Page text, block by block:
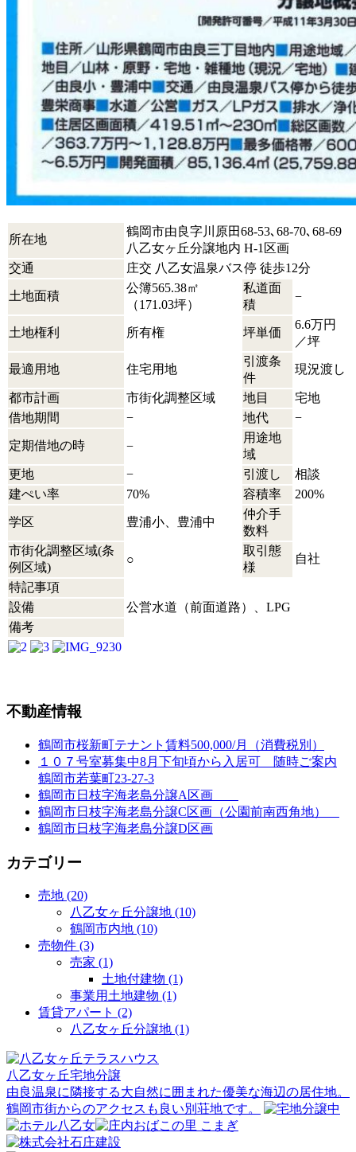
所在地
鶴岡市由良字川原田68-53､68-70､68-69
八乙女ヶ丘分譲地内 H-1区画
交通
庄交 八乙女温泉バス停 徒歩12分
土地面積
公簿565.38㎡
（171.03坪）
私道面
積
−
土地権利 所有権 坪単価
6.6万円
／坪
最適用地 住宅用地
引渡条
件
現況渡し
都市計画 市街化調整区域 地目
宅地
借地期間
− 地代 −
定期借地の時 −
用途地
域
更地
− 引渡し
相談
建ぺい率
70% 容積率 200%
学区 豊浦小、豊浦中
仲介手
数料
市街化調整区域(条
例区域)
○
取引態
様
自社
特記事項
設備
公営水道（前面道路）、LPG
備考
不動産情報
鶴岡市桜新町テナント賃料500,000/月（消費税別）
１０７号室募集中8月下旬頃から入居可 随時ご案内
鶴岡市若葉町23-27-3
鶴岡市日枝字海老島分譲A区画
鶴岡市日枝字海老島分譲C区画（公園前南西角地）
鶴岡市日枝字海老島分譲D区画
カテゴリー
売地 (20)
八乙女ヶ丘分譲地 (10)
鶴岡市内地 (10)
売物件 (3)
売家 (1)
土地付建物 (1)
事業用土地建物 (1)
賃貸アパート (2)
八乙女ヶ丘分譲地 (1)
八乙女ヶ丘宅地分譲
由良温泉に隣接する大自然に囲まれた優美な海辺の居住地。
鶴岡市街からのアクセスも良い別荘地です。